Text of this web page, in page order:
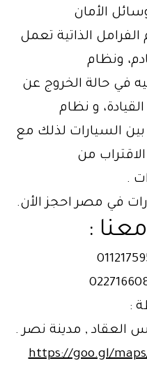
الأمان
الذاتية تعمل
ونظام
في حالة الخروج عن
القيادة، و نظام
السيارات لذلك مع
من
.
في مصر احجز الأن.
:
:
https://goo.gl/